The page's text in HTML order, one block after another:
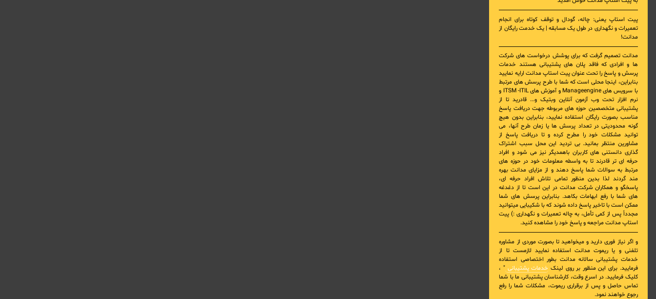
پیت استاپ یعنی: چاله، گودال و توقف کوتاه برای انجام
تعمیرات و نگهداری در طول یک مسابقه | یک خدمت رایگان از
مدانت!
مدانت تصمیم گرفت که برای پوشش درخواست های شرکت
ها و افرادی که فاقد پلان های پشتیبانی هستند خدمات
پرسش و پاسخ را تحت عنوان پیت استاپ مدانت ارایه نمایید
بنابراین، اینجا محلی است که شما با طرح پرسش های مرتبط
با
سرویس های Manageengine و آموزش های ITSM -ITIL و
نرم افزار تحت وب آزمون آنلاین وبتیک و... قادرید تا از
پشتیبانی متخصصین حوزه های مربوطه جهت دریافت پاسخ
مناسب بصورت رایگان استفاده نمایید، بنابراین بدون هیچ
گونه محدودیتی در تعداد پرسش ها یا زمان طرح آنها، می
توانید مشکلات خود را مطرح کرده و تا دریافت پاسخ از
مشاورین منتظر بمانید. بی تردید این محل سبب اشتراک
گذاری دانستنی های کاربران باهمدیگر نیز می شود و افراد
حرفه ای تر قادرند تا به واسطه معلومات خود در حوزه های
مرتبط به سوالات شما پاسخ دهند و از مزایای مدانت بهره
مند گردند لذا بدین منظور تمامی تلاش افراد حرفه ای،
پاسخگو و همکاران شرکت مدانت در این است تا از دغدغه
های شما با رفع ابهامات بکاهد. بنابراین پرسش های شما
ممکن است با تاخیر پاسخ داده شوند که با شکیبایی میتوانید
مجدداً پس از کمی تأمل، به چاله تعمیرات و نگهداری :) پیت
استاپ مدانت مراجعه و پاسخ خود را مشاهده کنید.
و اگر نیاز فوری دارید و میخواهید تا بصورت موردی از مشاوره
تلفنی و یا ریموت مدانت استفاده نمایید لازمست تا از
خدمات پشتیبانی سالانه مدانت بطور اختصاصی استفاده
فرمایید. برای این منظور بر روی لینک خدمات پشتیبانی " ،
کلیک فرمایید. در اسرع وقت، کارشناسان پشتیبانی ما با شما
تماس حاصل و پس از برقراری ریموت، مشکلات شما را رفع
رجوع خواهند نمود.